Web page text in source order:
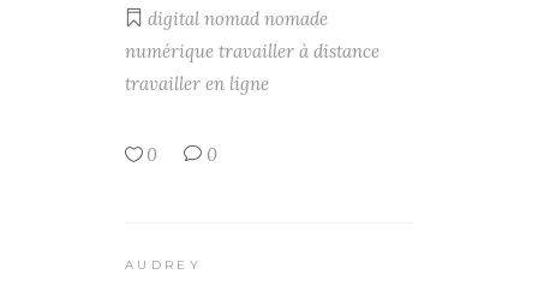
digital nomad nomade
numérique travailler à distance
travailler en ligne
0 0
AUDREY